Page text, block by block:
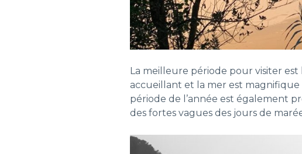
La meilleure période pour visiter
accueillant et la mer est
période de l’année est également
des fortes vagues des jours de